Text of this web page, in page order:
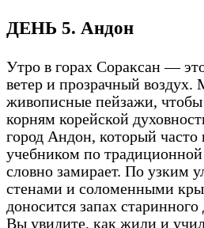
ДЕНЬ 5. Андон
Утро в горах Сораксан —
ветер и прозрачный
живописные пейзажи, чтобы
корням корейской
город Андон, который
учебником по
словно замирает. По узким
стенами и соломенными
доносится запах
Вы увидите, как жили и